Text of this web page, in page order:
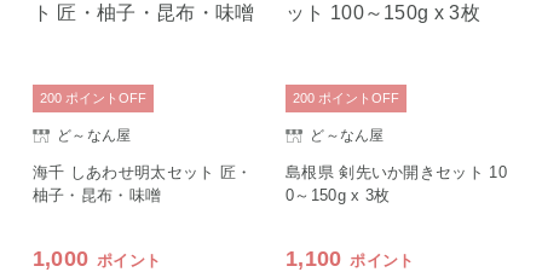
ど～なん屋
海千 しあわせ明太セット 匠・
柚子・昆布・味噌
1,000 ポイント
200 ポイント OFF
ど～なん屋
島根県 剣先いか開きセット 10
0～150g x 3枚
1,100 ポイント
200 ポイント OFF